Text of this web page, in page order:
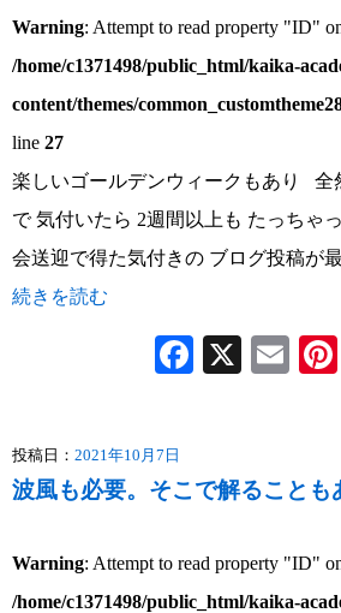
Warning: Attempt to read property "ID"
/home/c1371498/public_html/kaika-
content/themes/
line 27
楽しいゴールデンウィークもあり 全
で 気付いたら 2週間以上も たっ
会送迎で得た気付きの ブログ投稿が
続きを読む
Facebook
X
投稿日： 2021年10月7日
波風も必要。そこで解ることも
Warning: Attempt to read property "ID"
/home/c1371498/public_html/kaika-